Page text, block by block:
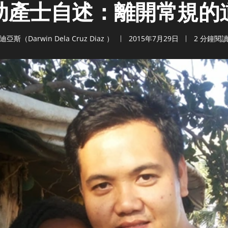
產士自述：離開常規的
迪亞斯（Darwin Dela Cruz Diaz ） 2015年7月29日 2 分鐘閱讀